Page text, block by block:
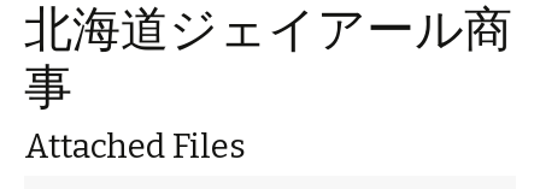
北海道ジェイアール商
事
Attached Files